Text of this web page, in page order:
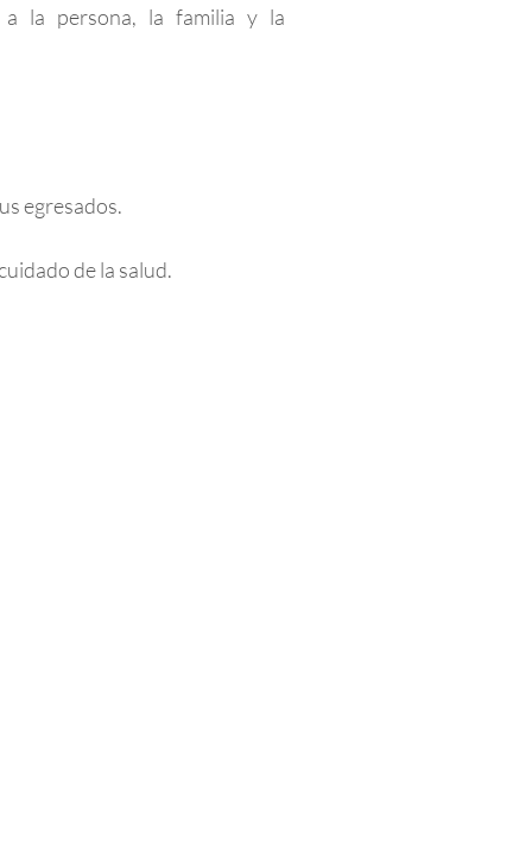
a la persona, la familia y la
egresados.
de la salud.